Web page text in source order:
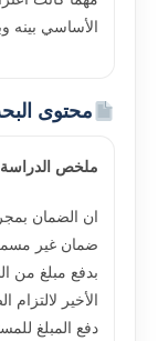
الأساسي بينه
محتوى
ملخص
ان الضمان
ضمان غير
بدفع مبلغ من
الأخير
دفع المبلغ